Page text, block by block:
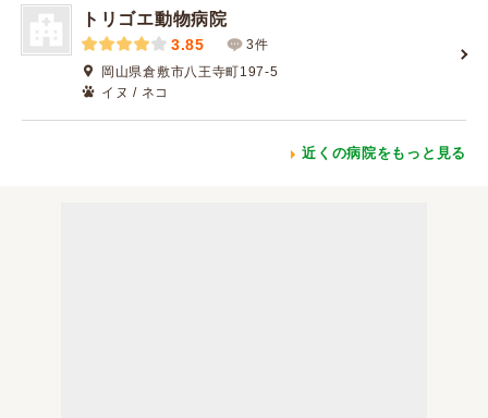
トリゴエ動物病院
3.85
3件
岡山県倉敷市八王寺町197-5
イヌ / ネコ
近くの病院をもっと見る